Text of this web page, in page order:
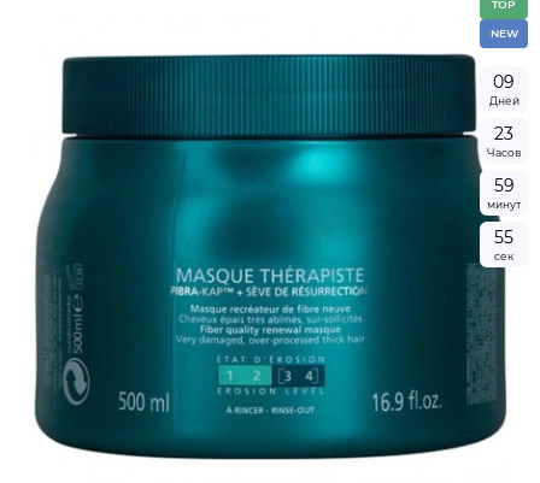
TOP
NEW
09
Дней
23
Часов
59
минут
54
сек